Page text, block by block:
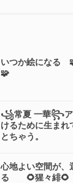
いつか絵になる
🧩
꧁常夏 一華꧂ア
けるために生まれ
とちゃう。
心地よい空間が、
る 🌻猩々緋🌻